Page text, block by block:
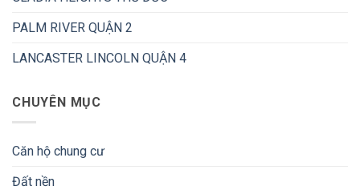
PALM RIVER QUẬN 2
LANCASTER LINCOLN QUẬN 4
CHUYÊN MỤC
Căn hộ chung cư
Đất nền